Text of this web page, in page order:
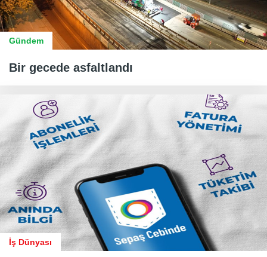
Gündem
Bir gecede asfaltlandı
İş Dünyası